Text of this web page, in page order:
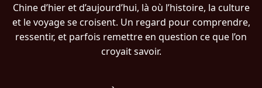
Chine d’hier et d’aujourd’hui, là où l’histoire, la culture
et le voyage se croisent. Un regard pour comprendre,
ressentir, et parfois remettre en question ce que l’on
croyait savoir.